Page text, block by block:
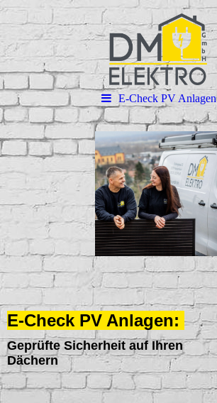
E-Check PV Anlagen
E-Check PV Anlagen:
Geprüfte Sicherheit auf Ihren
Dächern